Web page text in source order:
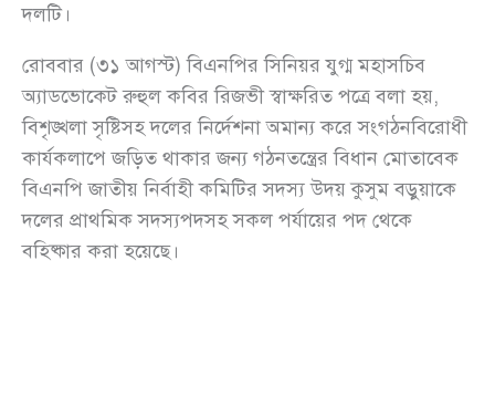
দলটি।
রোববার (৩১ আগস্ট) বিএনপির সিনিয়র যুগ্ম মহাসচিব
অ্যাডভোকেট রুহুল কবির রিজভী স্বাক্ষরিত পত্রে বলা হয়,
বিশৃঙ্খলা সৃষ্টিসহ দলের নির্দেশনা অমান্য করে সংগঠনবিরোধী
কার্যকলাপে জড়িত থাকার জন্য গঠনতন্ত্রের বিধান মোতাবেক
বিএনপি জাতীয় নির্বাহী কমিটির সদস্য উদয় কুসুম বড়ুয়াকে
দলের প্রাথমিক সদস্যপদসহ সকল পর্যায়ের পদ থেকে
বহিষ্কার করা হয়েছে।